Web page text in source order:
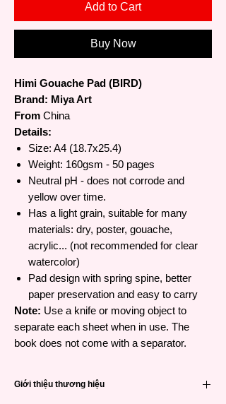
Add to Cart
Buy Now
Himi Gouache Pad (BIRD)
Brand: Miya Art
From China
Details:
Size: A4 (18.7x25.4)
Weight: 160gsm - 50 pages
Neutral pH - does not corrode and
yellow over time.
Has a light grain, suitable for many
materials: dry, poster, gouache,
acrylic... (not recommended for clear
watercolor)
Pad design with spring spine, better
paper preservation and easy to carry
Note: Use a knife or moving object to
separate each sheet when in use. The
book does not come with a separator.
Giới thiệu thương hiệu